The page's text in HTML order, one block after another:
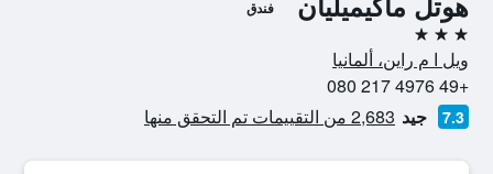
فندق
3 نجوم
ويل ا م راين، ألمانيا
+49 4976 217 080
7.3 جيد 2,683 من التقييمات تم التحقق منها